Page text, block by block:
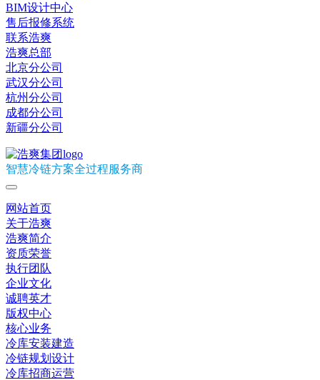
BIM设计中心
售后报修系统
联系浩爽
浩爽总部
北京分公司
武汉分公司
杭州分公司
成都分公司
新疆分公司
智慧冷链方案全过程服务商
网站首页
关于浩爽
浩爽简介
资质荣誉
执行团队
企业文化
诚聘英才
版权中心
核心业务
冷库安装建造
冷链规划设计
冷库招商运营